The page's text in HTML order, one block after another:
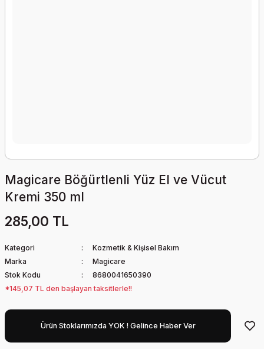
Magicare Böğürtlenli Yüz El ve Vücut
Kremi 350 ml
285,00 TL
Kategori
Kozmetik & Kişisel Bakım
Marka
Magicare
Stok Kodu
8680041650390
*145,07 TL den başlayan taksitlerle!!
Ürün Stoklarımızda YOK ! Gelince Haber Ver